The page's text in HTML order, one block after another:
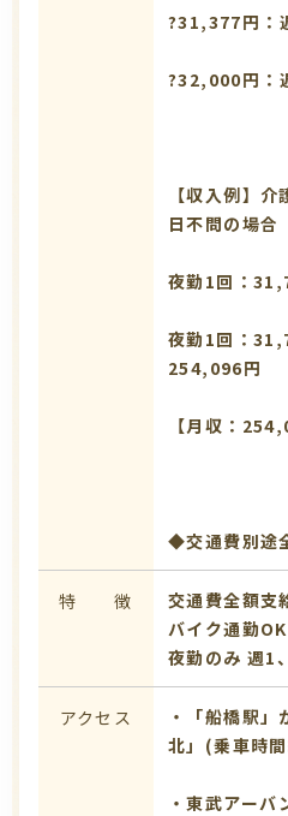
?31,377円：
?32,000円：
【収入例】
日不問の場合
夜勤1回：
夜勤1回：
254,096円
【月収：
◆交通費別途
特 徴 交通費全額支
バイク通勤OK
夜勤のみ 週1
アクセス
・「船橋駅
北」(乗車時
・東武アーバ